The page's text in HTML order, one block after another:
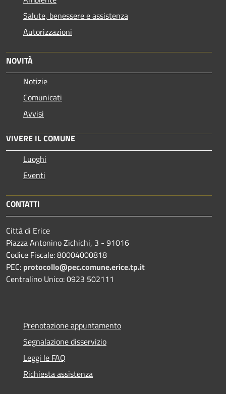
Salute, benessere e assistenza
Autorizzazioni
NOVITÀ
Notizie
Comunicati
Avvisi
VIVERE IL COMUNE
Luoghi
Eventi
CONTATTI
Città di Erice
Piazza Antonino Zichichi, 3 - 91016
Codice Fiscale: 80004000818
PEC: protocollo@pec.comune.erice.tp.it
Centralino Unico: 0923 502111
Prenotazione appuntamento
Segnalazione disservizio
Leggi le FAQ
Richiesta assistenza